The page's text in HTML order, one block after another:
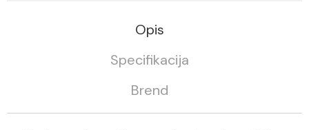
Opis
Specifikacija
Brend